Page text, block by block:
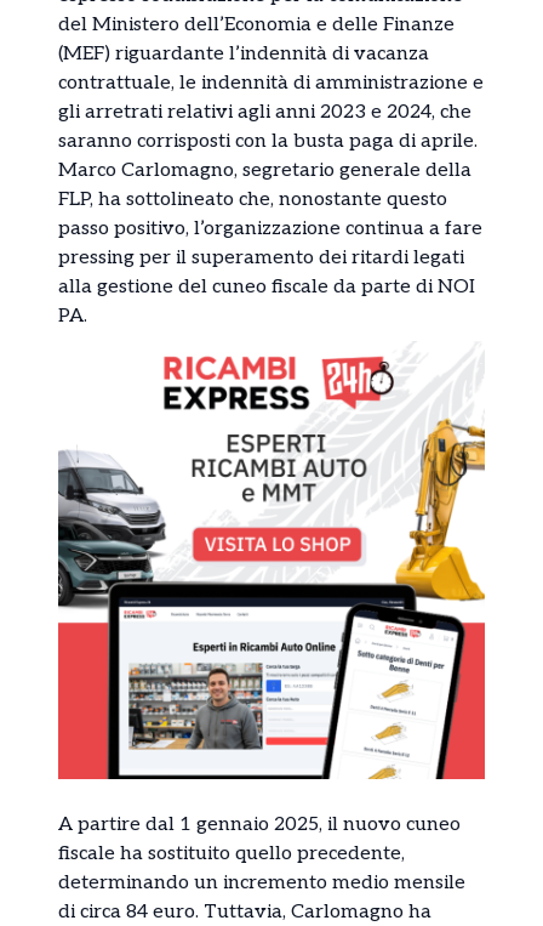
del Ministero dell’Economia e delle Finanze
(MEF) riguardante l’indennità di vacanza
contrattuale, le indennità di amministrazione e
gli arretrati relativi agli anni 2023 e 2024, che
saranno corrisposti con la busta paga di aprile.
Marco Carlomagno, segretario generale della
FLP, ha sottolineato che, nonostante questo
passo positivo, l’organizzazione continua a fare
pressing per il superamento dei ritardi legati
alla gestione del cuneo fiscale da parte di NOI
PA.
A partire dal 1 gennaio 2025, il nuovo cuneo
fiscale ha sostituito quello precedente,
determinando un incremento medio mensile
di circa 84 euro. Tuttavia, Carlomagno ha